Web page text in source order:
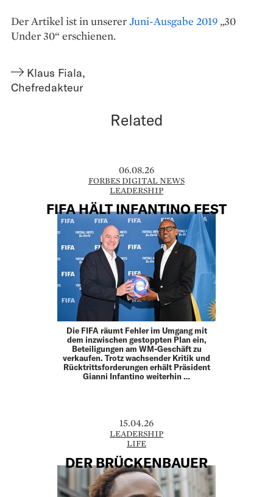
Der Artikel ist in unsererJuni-Ausgabe 2019 „30
Under 30“ erschienen.
Klaus Fiala,
Chefredakteur
Related
06.08.26
FORBES DIGITAL NEWS
LEADERSHIP
FIFA HÄLT INFANTINO FEST
Die FIFA räumt Fehler im Umgang mit
dem inzwischen gestoppten Plan ein,
Beteiligungen am WM-Geschäft zu
verkaufen. Trotz wachsender Kritik und
Rücktrittsforderungen erhält Präsident
Gianni Infantino weiterhin …
15.04.26
LEADERSHIP
LIFE
DER BRÜCKENBAUER